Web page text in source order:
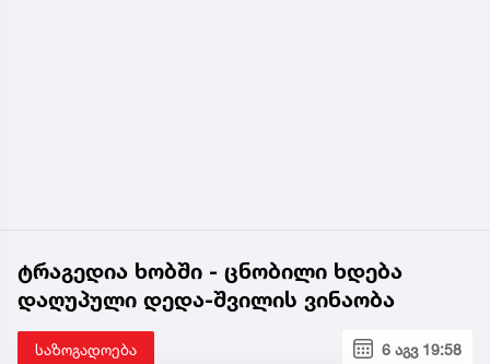
ტრაგედია ხობში - ცნობილი ხდება
დაღუპული დედა-შვილის ვინაობა
საზოგადოება 6 აგვ 19:58